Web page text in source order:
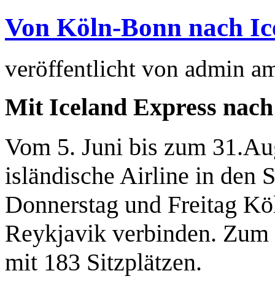
Von Köln-Bonn nach
veröffentlicht von admin
Mit Iceland Express
Vom 5. Juni bis zum
isländische Airline in den
Donnerstag und Freitag
Reykjavik verbinden.
mit 183 Sitzplätzen.